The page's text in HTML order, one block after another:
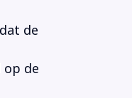
de
de